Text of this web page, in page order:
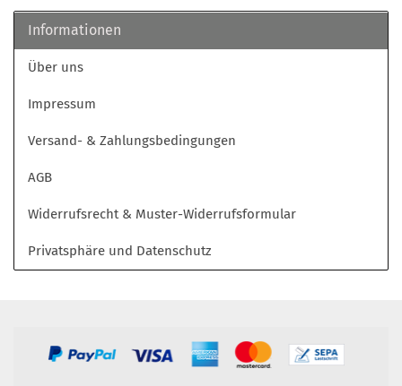
Informationen
Über uns
Impressum
Versand- & Zahlungsbedingungen
AGB
Widerrufsrecht & Muster-Widerrufsformular
Privatsphäre und Datenschutz